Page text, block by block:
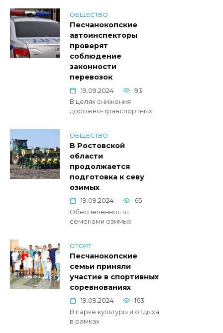
ОБЩЕСТВО
Песчанокопские
автоинспекторы
проверят
соблюдение
законности
перевозок
19.09.2024
93
В целях снижения
дорожно-транспортных
ОБЩЕСТВО
В Ростовской
области
продолжается
подготовка к севу
озимых
19.09.2024
65
Обеспеченность
семенами озимых
СПОРТ
Песчанокопские
семьи приняли
участие в спортивных
соревнованиях
19.09.2024
163
В парке культуры и отдыха
в рамках